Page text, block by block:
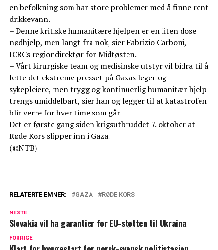
en befolkning som har store problemer med å finne rent
drikkevann.
– Denne kritiske humanitære hjelpen er en liten dose
nødhjelp, men langt fra nok, sier Fabrizio Carboni,
ICRCs regiondirektør for Midtøsten.
– Vårt kirurgiske team og medisinske utstyr vil bidra til å
lette det ekstreme presset på Gazas leger og
sykepleiere, men trygg og kontinuerlig humanitær hjelp
trengs umiddelbart, sier han og legger til at katastrofen
blir verre for hver time som går.
Det er første gang siden krigsutbruddet 7. oktober at
Røde Kors slipper inn i Gaza.
(©NTB)
RELATERTE EMNER: GAZA RØDE KORS
NESTE
Slovakia vil ha garantier for EU-støtten til Ukraina
FORRIGE